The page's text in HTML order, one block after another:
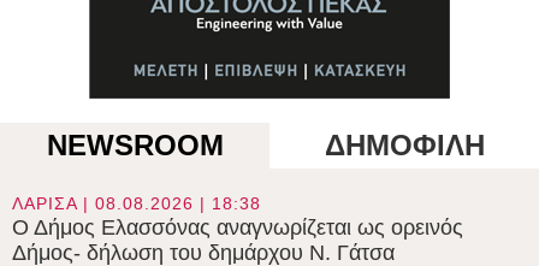
NEWSROOM ΔΗΜΟΦΙΛΗ
ΛΑΡΙΣΑ | 08.08.2026 | 18:38
Ο Δήμος Ελασσόνας αναγνωρίζεται ως ορεινός
Δήμος- δήλωση του δημάρχου Ν. Γάτσα